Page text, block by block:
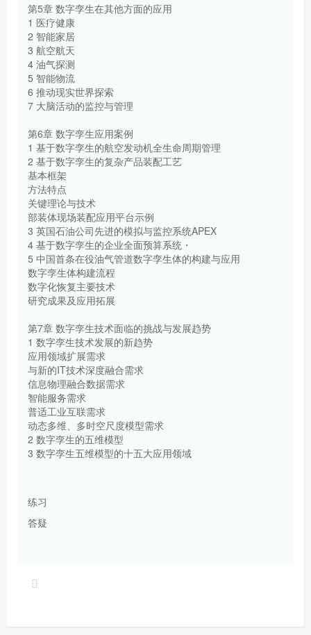
第5章 数字孪生在其他方面的应用
1 医疗健康
2 智能家居
3 航空航天
4 油气探测
5 智能物流
6 推动现实世界探索
7 大脑活动的监控与管理
第6章 数字孪生应用案例
1 基于数字孪生的航空发动机全生命周期管理
2 基于数字孪生的复杂产品装配工艺
基本框架
方法特点
关键理论与技术
部装体现场装配应用平台示例
3 英国石油公司先进的模拟与监控系统APEX
4 基于数字孪生的企业全面预算系统・
5 中国首条在役油气管道数字孪生体的构建与应用
数字孪生体构建流程
数字化恢复主要技术
研究成果及应用拓展
第7章 数字孪生技术面临的挑战与发展趋势
1 数字孪生技术发展的新趋势
应用领域扩展需求
与新的IT技术深度融合需求
信息物理融合数据需求
智能服务需求
普适工业互联需求
动态多维、多时空尺度模型需求
2 数字孪生的五维模型
3 数字孪生五维模型的十五大应用领域
练习
答疑